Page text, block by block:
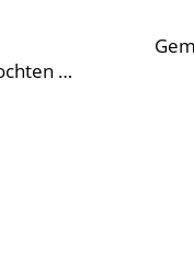
Panama hoed met de hand ingevlochten Ecuador